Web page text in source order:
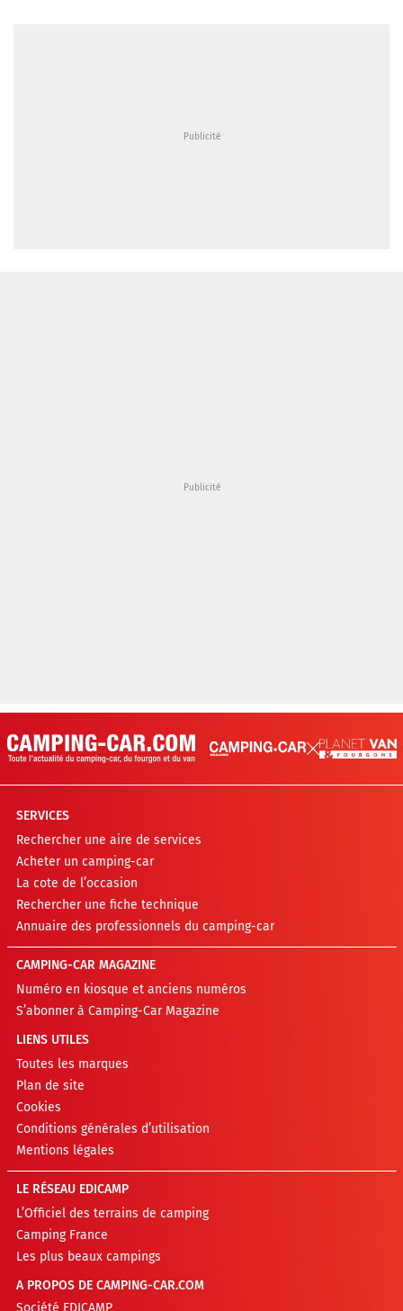
SERVICES
Rechercher une aire de services
Acheter un camping-car
La cote de l’occasion
Rechercher une fiche technique
Annuaire des professionnels du camping-car
CAMPING-CAR MAGAZINE
Numéro en kiosque et anciens numéros
S’abonner à Camping-Car Magazine
LIENS UTILES
Toutes les marques
Plan de site
Cookies
Conditions générales d’utilisation
Mentions légales
LE RÉSEAU EDICAMP
L’Officiel des terrains de camping
Camping France
Les plus beaux campings
A PROPOS DE CAMPING-CAR.COM